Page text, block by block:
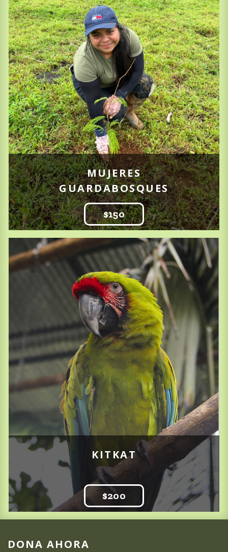
MUJERES
GUARDABOSQUES
$150
KITKAT
$200
DONA AHORA